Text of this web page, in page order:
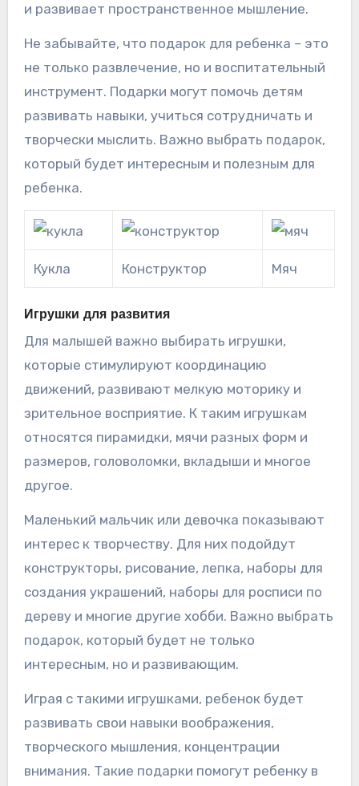
и развивает пространственное мышление.
Не забывайте, что подарок для ребенка – это
не только развлечение, но и воспитательный
инструмент. Подарки могут помочь детям
развивать навыки, учиться сотрудничать и
творчески мыслить. Важно выбрать подарок,
который будет интересным и полезным для
ребенка.
Кукла Конструктор Мяч
Игрушки для развития
Для малышей важно выбирать игрушки,
которые стимулируют координацию
движений, развивают мелкую моторику и
зрительное восприятие. К таким игрушкам
относятся пирамидки, мячи разных форм и
размеров, головоломки, вкладыши и многое
другое.
Маленький мальчик или девочка показывают
интерес к творчеству. Для них подойдут
конструкторы, рисование, лепка, наборы для
создания украшений, наборы для росписи по
дереву и многие другие хобби. Важно выбрать
подарок, который будет не только
интересным, но и развивающим.
Играя с такими игрушками, ребенок будет
развивать свои навыки воображения,
творческого мышления, концентрации
внимания. Такие подарки помогут ребенку в